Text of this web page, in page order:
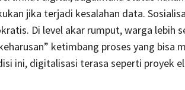
jika terjadi kesalahan data.
Di level akar rumput, warga lebih
ketimbang proses yang bisa
ini, digitalisasi terasa seperti proyek